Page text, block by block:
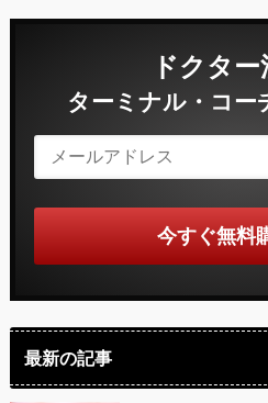
ドクタ
ターミナル・コー
最新の記事